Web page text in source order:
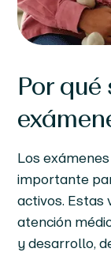
Por
Los
importante
activos. Estas
atención
y desarrollo,